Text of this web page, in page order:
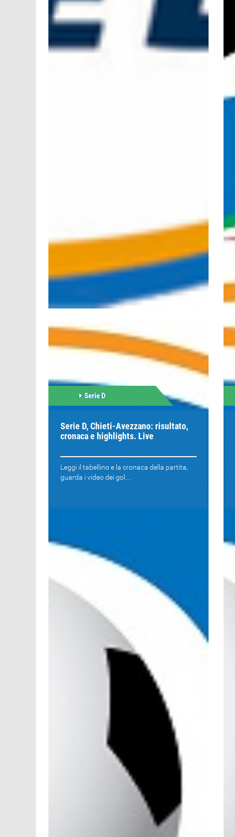
Serie D
Serie D, Chieti-Avezzano: risultato,
cronaca e highlights. Live
Leggi il tabellino e la cronaca della partita,
guarda i video dei gol....